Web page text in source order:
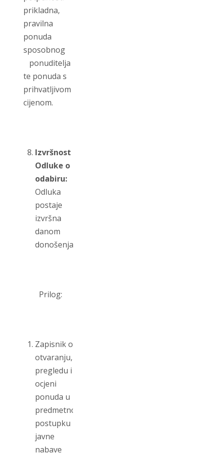
prikladna,
pravilna
ponuda
sposobnog
ponuditelja
te ponuda s
prihvatljivom
cijenom.
Izvršnost
Odluke o
odabiru:
Odluka
postaje
izvršna
danom
donošenja.
Prilog:
Zapisnik o
otvaranju,
pregledu i
ocjeni
ponuda u
predmetnom
postupku
javne
nabave